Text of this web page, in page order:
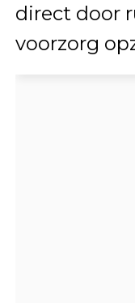
direct door
voorzorg